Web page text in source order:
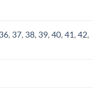
36, 37, 38, 39,40,41,42,